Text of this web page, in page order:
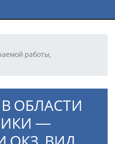
работы,
ОБЛАСТИ
—